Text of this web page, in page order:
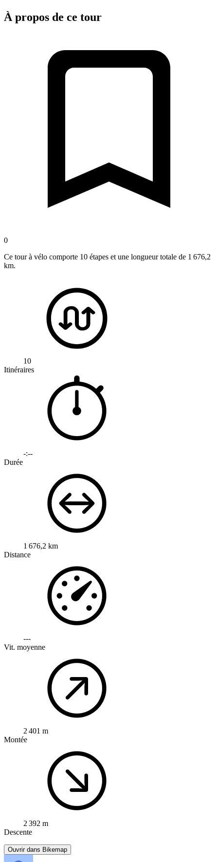
À propos de ce tour
0
Ce tour à vélo comporte 10 étapes et une longueur totale de 1 676,2
km.
10
Itinéraires
-:--
Durée
1 676,2 km
Distance
---
Vit. moyenne
2 401 m
Montée
2 392 m
Descente
Ouvrir dans Bikemap